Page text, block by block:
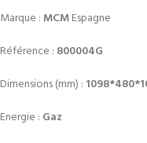
Marque : MCMEspagne
Référence : 800004G
Dimensions (mm) :
Energie : Gaz